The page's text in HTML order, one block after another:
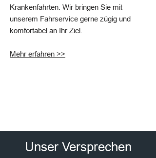
Krankenfahrten. Wir bringen Sie mit
unserem Fahrservice gerne zügig und
komfortabel an Ihr Ziel.
Mehr erfahren >>
Unser Versprechen